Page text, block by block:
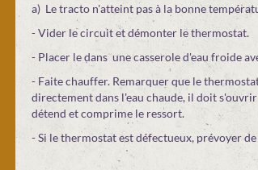
a) Le tracto n'atteint pas à la bonne
- Vider le circuit et démonter le thermostat.
- Placer le dans une casserole d'eau froide
- Faite chauffer. Remarquer que le
directement dans l'eau chaude, il doit
détend et comprime le ressort.
- Si le thermostat est défectueux, prévoyer